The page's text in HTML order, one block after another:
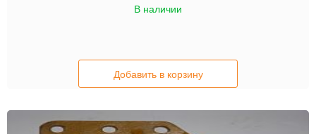
В наличии
Добавить в корзину